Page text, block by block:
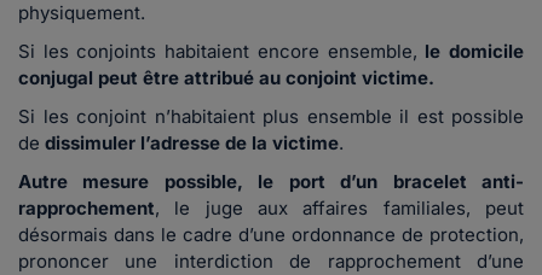
physiquement.
Si les conjoints habitaient encore ensemble, le domicile
conjugal peut être attribué au conjoint victime.
Si les conjoint n’habitaient plus ensemble il est possible
de dissimuler l’adresse de la victime.
Autre mesure possible, le port d’un bracelet anti-
rapprochement, le juge aux affaires familiales, peut
désormais dans le cadre d’une ordonnance de protection,
prononcer une interdiction de rapprochement d’une